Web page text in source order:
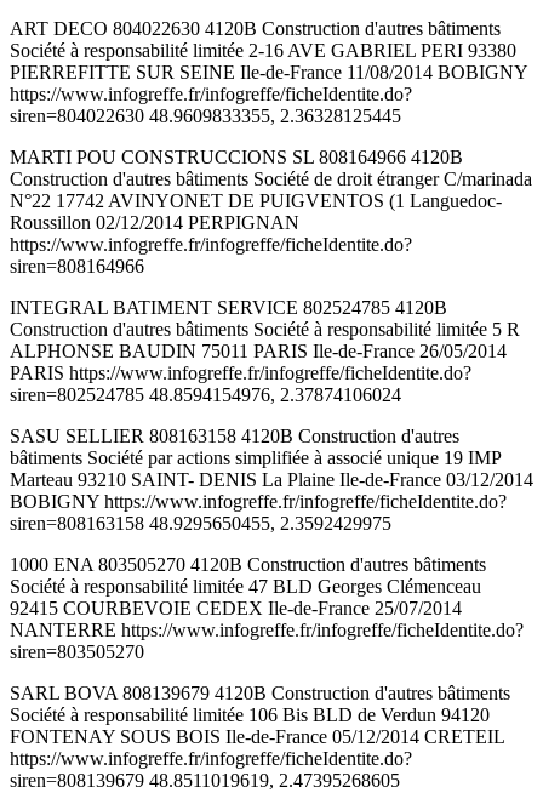
ART DECO 804022630 4120B Construction d'autres bâtiments
Société à responsabilité limitée 2-16 AVE GABRIEL PERI 93380
PIERREFITTE SUR SEINE Ile-de-France 11/08/2014 BOBIGNY
https://www.infogreffe.fr/infogreffe/ficheIdentite.do?
siren=804022630 48.9609833355, 2.36328125445
MARTI POU CONSTRUCCIONS SL 808164966 4120B
Construction d'autres bâtiments Société de droit étranger C/marinada
N°22 17742 AVINYONET DE PUIGVENTOS (1 Languedoc-
Roussillon 02/12/2014 PERPIGNAN
https://www.infogreffe.fr/infogreffe/ficheIdentite.do?
siren=808164966
INTEGRAL BATIMENT SERVICE 802524785 4120B
Construction d'autres bâtiments Société à responsabilité limitée 5 R
ALPHONSE BAUDIN 75011 PARIS Ile-de-France 26/05/2014
PARIS https://www.infogreffe.fr/infogreffe/ficheIdentite.do?
siren=802524785 48.8594154976, 2.37874106024
SASU SELLIER 808163158 4120B Construction d'autres
bâtiments Société par actions simplifiée à associé unique 19 IMP
Marteau 93210 SAINT- DENIS La Plaine Ile-de-France 03/12/2014
BOBIGNY https://www.infogreffe.fr/infogreffe/ficheIdentite.do?
siren=808163158 48.9295650455, 2.3592429975
1000 ENA 803505270 4120B Construction d'autres bâtiments
Société à responsabilité limitée 47 BLD Georges Clémenceau
92415 COURBEVOIE CEDEX Ile-de-France 25/07/2014
NANTERRE https://www.infogreffe.fr/infogreffe/ficheIdentite.do?
siren=803505270
SARL BOVA 808139679 4120B Construction d'autres bâtiments
Société à responsabilité limitée 106 Bis BLD de Verdun 94120
FONTENAY SOUS BOIS Ile-de-France 05/12/2014 CRETEIL
https://www.infogreffe.fr/infogreffe/ficheIdentite.do?
siren=808139679 48.8511019619, 2.47395268605